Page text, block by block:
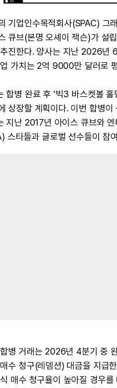
기업인수목적회사(SPAC) 그
큐브(본명 오셰이 잭슨)가
진한다. 양사는 지난 2026년
가치는 2억 9000만 달러로
합병 완료 후 '빅3 바스켓볼
상장할 계획이다. 이번 합병
지난 2017년 아이스 큐브와
스타들과 글로벌 선수들이 참
병 거래는 2026년 4분기 중
수 청구(레뎀션) 대금을 지급
매수 청구율이 높아질 경우